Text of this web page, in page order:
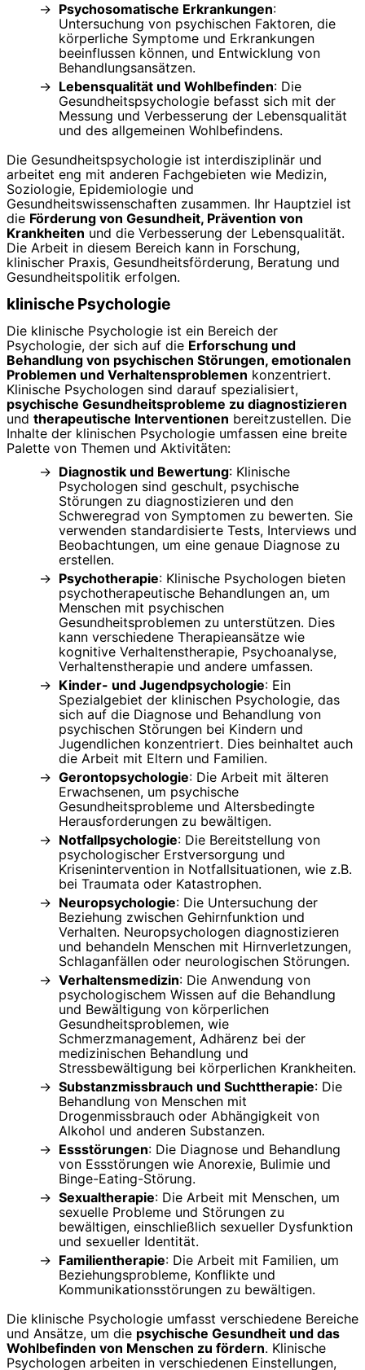
Psychosomatische Erkrankungen:
Untersuchung von psychischen Faktoren, die
körperliche Symptome und Erkrankungen
beeinflussen können, und Entwicklung von
Behandlungsansätzen.
Lebensqualität und Wohlbefinden: Die
Gesundheitspsychologie befasst sich mit der
Messung und Verbesserung der Lebensqualität
und des allgemeinen Wohlbefindens.
Die Gesundheitspsychologie ist interdisziplinär und
arbeitet eng mit anderen Fachgebieten wie Medizin,
Soziologie, Epidemiologie und
Gesundheitswissenschaften zusammen. Ihr Hauptziel ist
die Förderung von Gesundheit, Prävention von
Krankheiten und die Verbesserung der Lebensqualität.
Die Arbeit in diesem Bereich kann in Forschung,
klinischer Praxis, Gesundheitsförderung, Beratung und
Gesundheitspolitik erfolgen.
klinische Psychologie
Die klinische Psychologie ist ein Bereich der
Psychologie, der sich auf die Erforschung und
Behandlung von psychischen Störungen, emotionalen
Problemen und Verhaltensproblemen konzentriert.
Klinische Psychologen sind darauf spezialisiert,
psychische Gesundheitsprobleme zu diagnostizieren
und therapeutische Interventionen bereitzustellen. Die
Inhalte der klinischen Psychologie umfassen eine breite
Palette von Themen und Aktivitäten:
Diagnostik und Bewertung: Klinische
Psychologen sind geschult, psychische
Störungen zu diagnostizieren und den
Schweregrad von Symptomen zu bewerten. Sie
verwenden standardisierte Tests, Interviews und
Beobachtungen, um eine genaue Diagnose zu
erstellen.
Psychotherapie: Klinische Psychologen bieten
psychotherapeutische Behandlungen an, um
Menschen mit psychischen
Gesundheitsproblemen zu unterstützen. Dies
kann verschiedene Therapieansätze wie
kognitive Verhaltenstherapie, Psychoanalyse,
Verhaltenstherapie und andere umfassen.
Kinder- und Jugendpsychologie: Ein
Spezialgebiet der klinischen Psychologie, das
sich auf die Diagnose und Behandlung von
psychischen Störungen bei Kindern und
Jugendlichen konzentriert. Dies beinhaltet auch
die Arbeit mit Eltern und Familien.
Gerontopsychologie: Die Arbeit mit älteren
Erwachsenen, um psychische
Gesundheitsprobleme und Altersbedingte
Herausforderungen zu bewältigen.
Notfallpsychologie: Die Bereitstellung von
psychologischer Erstversorgung und
Krisenintervention in Notfallsituationen, wie z.B.
bei Traumata oder Katastrophen.
Neuropsychologie: Die Untersuchung der
Beziehung zwischen Gehirnfunktion und
Verhalten. Neuropsychologen diagnostizieren
und behandeln Menschen mit Hirnverletzungen,
Schlaganfällen oder neurologischen Störungen.
Verhaltensmedizin: Die Anwendung von
psychologischem Wissen auf die Behandlung
und Bewältigung von körperlichen
Gesundheitsproblemen, wie
Schmerzmanagement, Adhärenz bei der
medizinischen Behandlung und
Stressbewältigung bei körperlichen Krankheiten.
Substanzmissbrauch und Suchttherapie: Die
Behandlung von Menschen mit
Drogenmissbrauch oder Abhängigkeit von
Alkohol und anderen Substanzen.
Essstörungen: Die Diagnose und Behandlung
von Essstörungen wie Anorexie, Bulimie und
Binge-Eating-Störung.
Sexualtherapie: Die Arbeit mit Menschen, um
sexuelle Probleme und Störungen zu
bewältigen, einschließlich sexueller Dysfunktion
und sexueller Identität.
Familientherapie: Die Arbeit mit Familien, um
Beziehungsprobleme, Konflikte und
Kommunikationsstörungen zu bewältigen.
Die klinische Psychologie umfasst verschiedene Bereiche
und Ansätze, um die psychische Gesundheit und das
Wohlbefinden von Menschen zu fördern. Klinische
Psychologen arbeiten in verschiedenen Einstellungen,